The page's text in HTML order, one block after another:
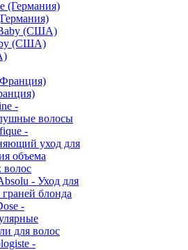
(США)
-
волосы
-
уход для
объема
волос
- Уход для
блонда
-
для волос
-